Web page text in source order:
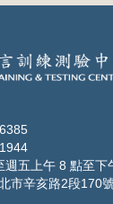
週五上午 8 點至下
市辛亥路2段170